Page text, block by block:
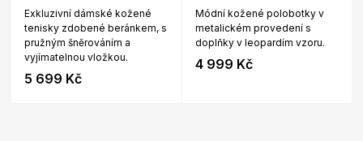
Exkluzivní dámské kožené
tenisky zdobené beránkem, s
pružným šněrováním a
vyjímatelnou vložkou.
5 699 Kč
Módní kožené polobotky v
metalickém provedení s
doplňky v leopardím vzoru.
4 999 Kč